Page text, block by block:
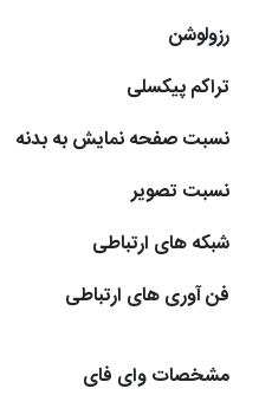
رزولوشن
تراکم پیکسلی
نسبت صفحه نمایش به بدنه
نسبت تصویر
شبکه های ارتباطی
فن آوری های ارتباطی
مشخصات وای فای